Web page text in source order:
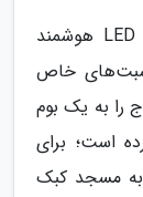
برج CN در شب با یک سیستم نورپردازی LED هوشمند
خاص
را به یک بوم
است؛ برای
به مسجد کبک